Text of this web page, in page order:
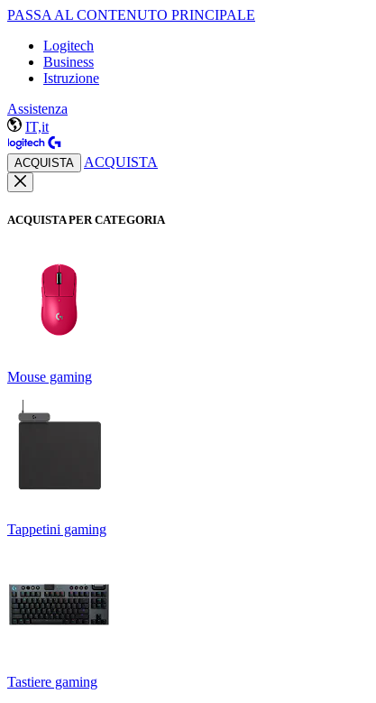
PASSA AL CONTENUTO PRINCIPALE
Logitech
Business
Istruzione
Assistenza
IT,it
ACQUISTA ACQUISTA
ACQUISTA PER CATEGORIA
Mouse gaming
Tappetini gaming
Tastiere gaming